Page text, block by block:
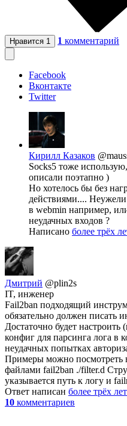
Нравится 1 1 комментарий
Facebook
Вконтакте
Twitter
Кирилл Казаков
Socks5 тоже
описали поэтапно )
Но хотелось бы без
действиями....
в webmin например,
неудачных входов ?
Написано более трёх
Дмитрий @plin2s
IT, инженер
Fail2ban подходящий
обязательно должен писать
Достаточно будет
конфиг для парсинга лога в
неудачных попытках
Примеры можно посмотреть
файлами fail2ban ./filter.d
указывается путь к логу и
Ответ написан более трёх
10 комментариев